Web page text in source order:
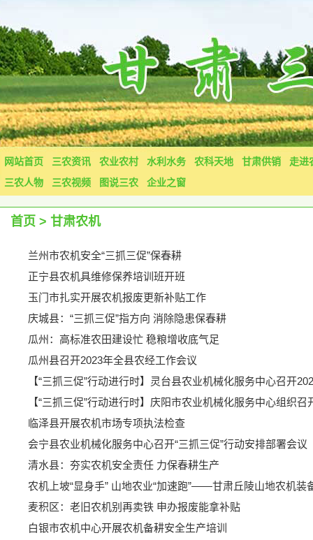
网站首页 三农资讯 农业农村 水利水务 农科天地 甘肃供销
走进
三农人物
三农视频 图说三农 企业之窗
首页 > 甘肃农机
兰州市农机安全“三抓三促”保春耕
正宁县农机具维修保养培训班开班
玉门市扎实开展农机报废更新补贴工作
庆城县：“三抓三促”指方向 消除隐患保春耕
瓜州：高标准农田建设忙 稳粮增收底气足
瓜州县召开2023年全县农经工作会议
【“三抓三促”行动进行时】灵台县农业机械化服务中心召开
【“三抓三促”行动进行时】庆阳市农业机械化服务中心组织
临泽县开展农机市场专项执法检查
会宁县农业机械化服务中心召开“三抓三促”行动安排部署会议
清水县：夯实农机安全责任 力保春耕生产
农机上坡“显身手” 山地农业“加速跑”——甘肃丘陵山地农机装
麦积区：老旧农机别再卖铁 申办报废能拿补贴
白银市农机中心开展农机备耕安全生产培训